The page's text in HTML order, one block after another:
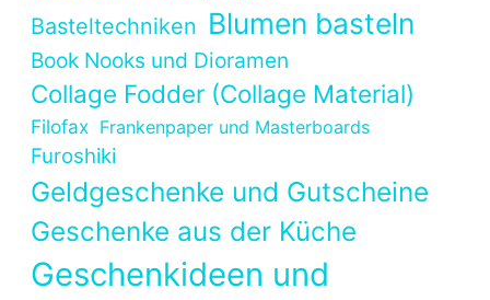
Basteltechniken Blumen basteln
Book Nooks und Dioramen
Collage Fodder (Collage Material)
Filofax Frankenpaper und Masterboards
Furoshiki
Geldgeschenke und Gutscheine
Geschenke aus der Küche
Geschenkideen und